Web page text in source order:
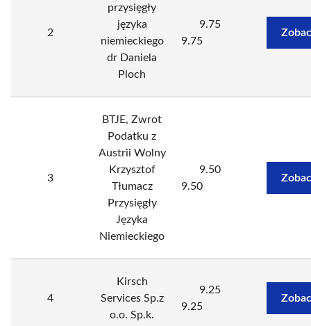
2
przysięgły
języka
niemieckiego
dr Daniela
Ploch
9.75
9.75
3
BTJE, Zwrot
Podatku z
Austrii Wolny
Krzysztof
Tłumacz
Przysięgły
Języka
Niemieckiego
9.50
9.50
4
Kirsch
Services Sp.z
o.o. Sp.k.
9.25
9.25